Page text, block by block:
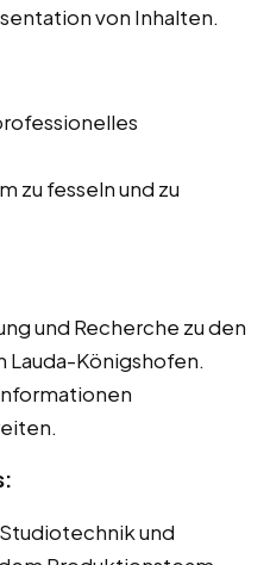
von Inhalten.
zu fesseln und zu
und Recherche zu den
Lauda-Königshofen.
und